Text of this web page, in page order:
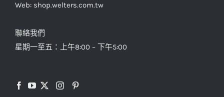
Web: shop.welters.com.tw
聯絡我們
星期一至五：上午8:00 – 下午5:00